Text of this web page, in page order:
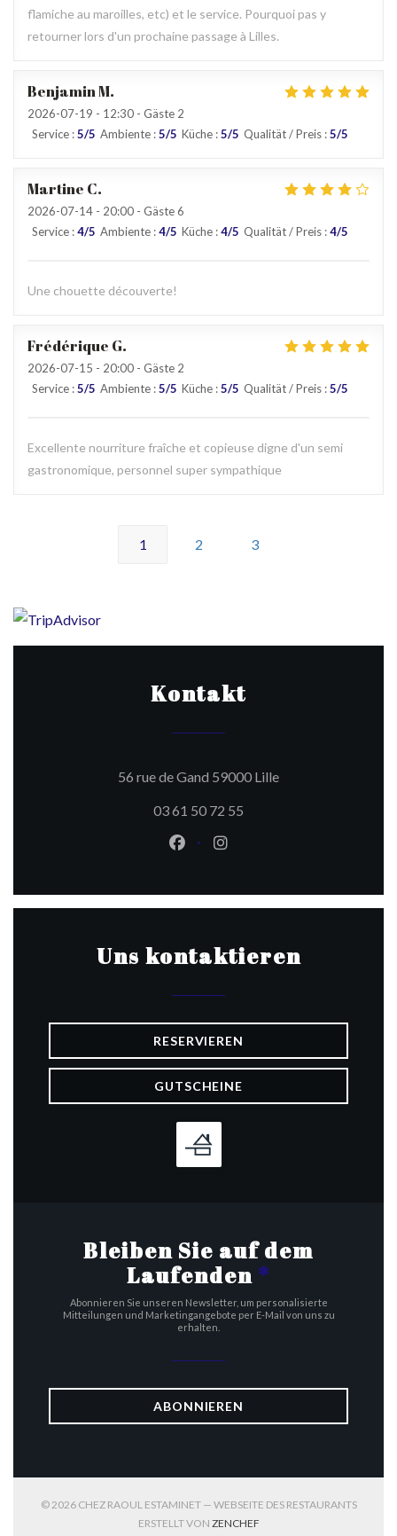
flamiche au maroilles, etc) et le service. Pourquoi pas y
retourner lors d'un prochaine passage à Lilles.
BenjaminM
2026-07-19 - 12:30 - Gäste 2
Service :5/5 Ambiente :5/5 Küche :5/5 Qualität / Preis :5/5
Martine C
2026-07-14 - 20:00 - Gäste 6
Service :4/5 Ambiente :4/5 Küche :4/5 Qualität / Preis :4/5
Une chouette découverte!
Frédérique G
2026-07-15 - 20:00 - Gäste 2
Service :5/5 Ambiente :5/5 Küche :5/5 Qualität / Preis :5/5
Excellente nourriture fraîche et copieuse digne d'un semi
gastronomique, personnel super sympathique
1 2 3
Kontakt
56 rue de Gand 59000 Lille((öffnet ein neues
03 61 50 72 55
Facebook ((öffnet ein neues
Instagram ((öffnet ein
Uns kontaktieren
RESERVIEREN
GUTSCHEINE
Bleiben Sie auf dem
Laufenden *
Abonnieren Sie unseren Newsletter, um personalisierte
Mitteilungen und Marketingangebote per E-Mail von uns zu
erhalten.
ABONNIEREN
© 2026 CHEZ RAOUL ESTAMINET — WEBSEITE DES RESTAURANTS
ERSTELLT VON ZENCHEF((ÖFFNET EIN NEUES